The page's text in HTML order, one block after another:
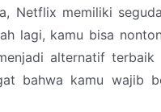
Netflix memiliki
lagi, kamu bisa
alternatif
bahwa kamu wajib